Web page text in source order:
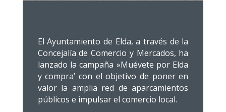
El Ayuntamiento de Elda, a través de la
Concejalía de Comercio y Mercados, ha
lanzado la campaña »Muévete por Elda
y compra’ con el objetivo de poner en
valor la amplia red de aparcamientos
públicos e impulsar el comercio local.